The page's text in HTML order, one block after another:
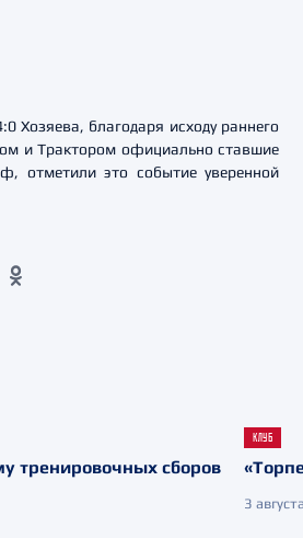
Хозяева, благодаря исходу раннего
и Трактором официально ставшие
отметили это событие уверенной
тренировочных сборов
КЛУБ
3